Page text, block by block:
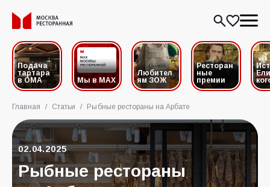
Подача
тартара
в ОМА
Мы в MAX
Любител
ям ЗОЖ
Ресторан
ные
премии
Главная / Статьи / Рыбные рестораны на Арбате
02.04.2025
Рыбные рестораны